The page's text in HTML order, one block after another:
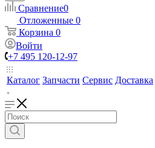
Сравнение0
Отложенные 0
Корзина 0
Войти
+7 495 120-12-97
Каталог Запчасти Сервис Доставка